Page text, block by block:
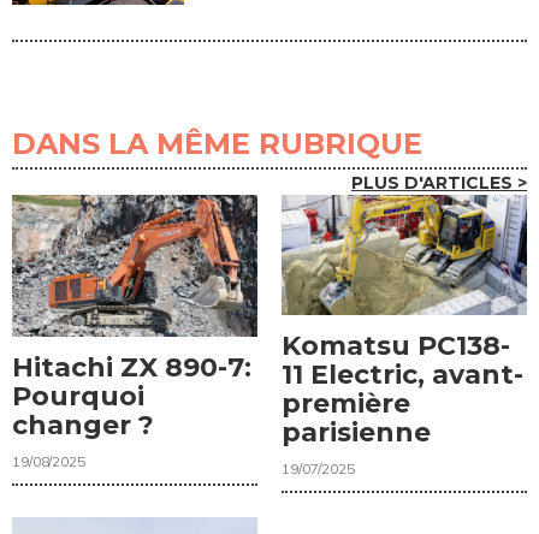
DANS LA MÊME RUBRIQUE
PLUS D'ARTICLES >
Hitachi ZX 890-7:
Pourquoi
changer ?
19/08/2025
Komatsu PC138-
11 Electric, avant-
première
parisienne
19/07/2025